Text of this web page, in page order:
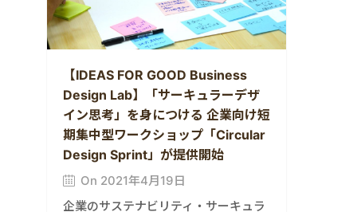
【IDEAS FOR GOOD Business
Design Lab】「サーキュラーデザ
イン思考」を身につける 企業向け短
期集中型ワークショップ「Circular
Design Sprint」が提供開始
On 2021年4月19日
企業のサステナビリティ・サーキュラ